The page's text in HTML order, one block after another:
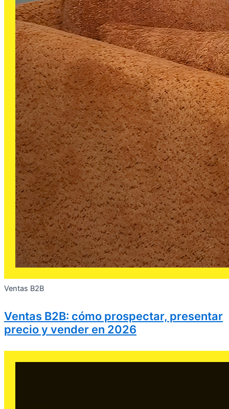
Ventas B2B
Ventas B2B: cómo prospectar, presentar
precio y vender en 2026